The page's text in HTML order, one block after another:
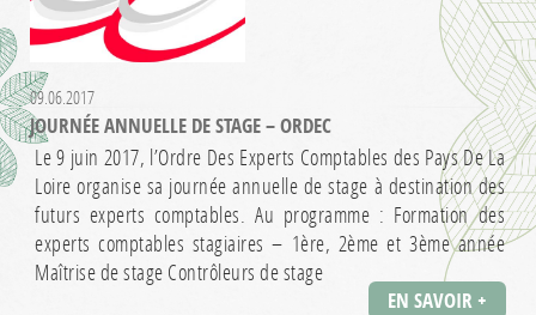
09.06.2017
JOURNÉE ANNUELLE DE STAGE – ORDEC
Le 9 juin 2017, l’Ordre Des Experts Comptables des Pays De La
Loire organise sa journée annuelle de stage à destination des
futurs experts comptables. Au programme : Formation des
experts comptables stagiaires – 1ère, 2ème et 3ème année
Maîtrise de stage Contrôleurs de stage
EN SAVOIR +